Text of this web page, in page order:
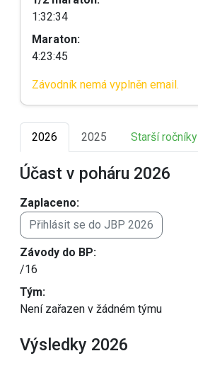
1:32:34
Maraton:
4:23:45
Závodník nemá vyplněn email.
2026 2025 Starší ročníky
Účast v poháru 2026
Zaplaceno:
Přihlásit se do JBP 2026
Závody do BP:
/16
Tým:
Není zařazen v žádném týmu
Výsledky 2026